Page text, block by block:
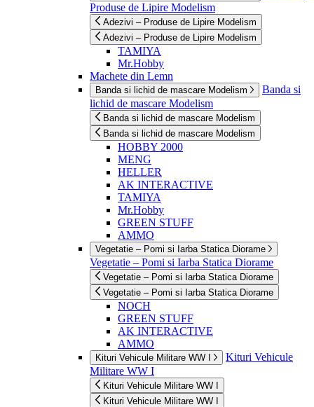
Produse de Lipire Modelism
Adezivi – Produse de Lipire Modelism
Adezivi – Produse de Lipire Modelism
TAMIYA
Mr.Hobby
Machete din Lemn
Banda si lichid de mascare Modelism
Banda si
lichid de mascare Modelism
Banda si lichid de mascare Modelism
Banda si lichid de mascare Modelism
HOBBY 2000
MENG
HELLER
AK INTERACTIVE
TAMIYA
Mr.Hobby
GREEN STUFF
AMMO
Vegetatie – Pomi si Iarba Statica Diorame
Vegetatie – Pomi si Iarba Statica Diorame
Vegetatie – Pomi si Iarba Statica Diorame
Vegetatie – Pomi si Iarba Statica Diorame
NOCH
GREEN STUFF
AK INTERACTIVE
AMMO
Kituri Vehicule Militare WW I
Kituri Vehicule
Militare WW I
Kituri Vehicule Militare WW I
Kituri Vehicule Militare WW I